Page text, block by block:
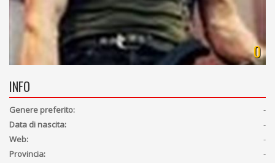
0
INFO
Genere preferito:
-
Data di nascita:
-
Web:
-
Provincia:
-